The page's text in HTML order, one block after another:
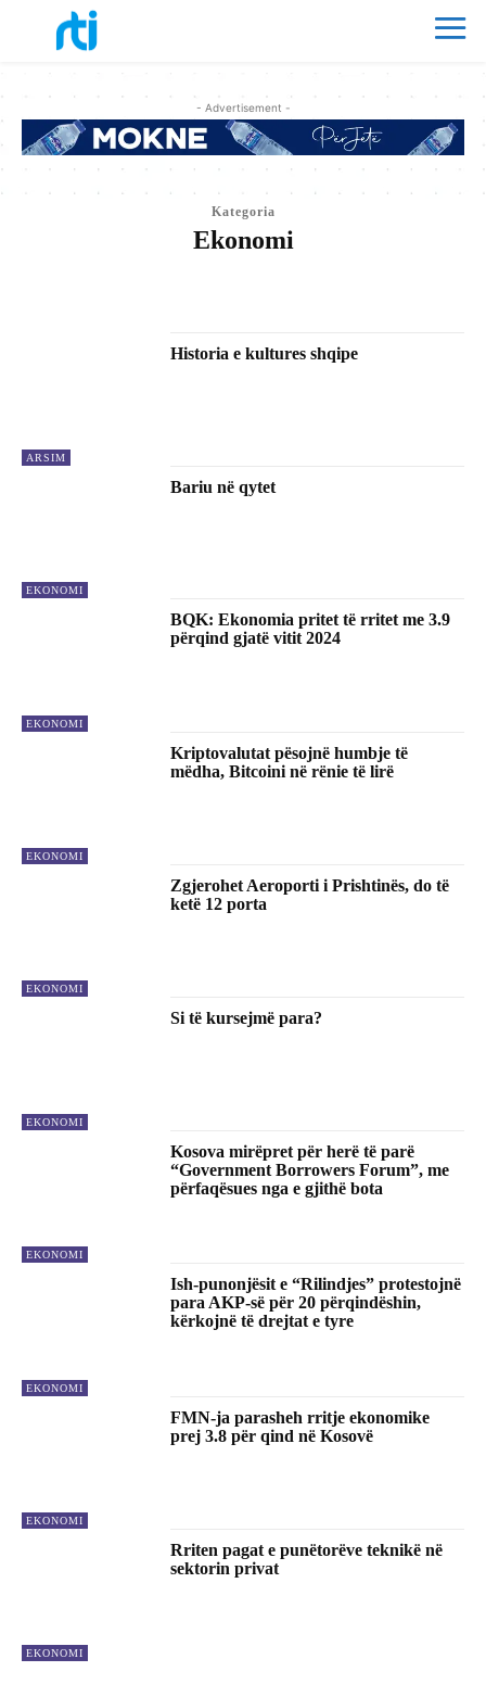
- Advertisement -
Kategoria
Ekonomi
ARSIM
Historia e kultures shqipe
EKONOMI
Bariu në qytet
EKONOMI
BQK: Ekonomia pritet të rritet me 3.9
përqind gjatë vitit 2024
EKONOMI
Kriptovalutat pësojnë humbje të
mëdha, Bitcoini në rënie të lirë
EKONOMI
Zgjerohet Aeroporti i Prishtinës, do të
ketë 12 porta
EKONOMI
Si të kursejmë para?
EKONOMI
Kosova mirëpret për herë të parë
“Government Borrowers Forum”, me
përfaqësues nga e gjithë bota
EKONOMI
Ish-punonjësit e “Rilindjes” protestojnë
para AKP-së për 20 përqindëshin,
kërkojnë të drejtat e tyre
EKONOMI
FMN-ja parasheh rritje ekonomike
prej 3.8 për qind në Kosovë
EKONOMI
Rriten pagat e punëtorëve teknikë në
sektorin privat